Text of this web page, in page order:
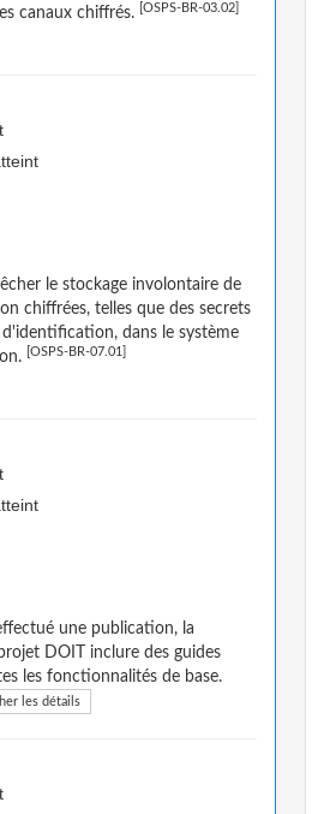
canaux chiffrés.
[OSPS-BR-03.02]
le stockage involontaire de
chiffrées, telles que des secrets
dans le système
[OSPS-BR-07.01]
une publication, la
DOIT inclure des guides
les fonctionnalités de base.
les détails